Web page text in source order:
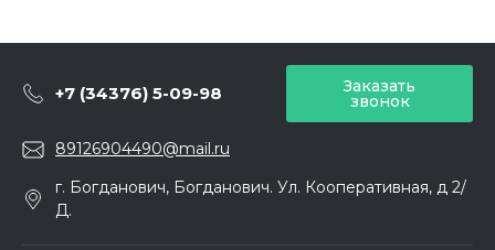
+7 (34376) 5-09-98 Заказать
звонок
89126904490@mail.ru
г. Богданович, Богданович. Ул. Кооперативная, д 2/
Д.